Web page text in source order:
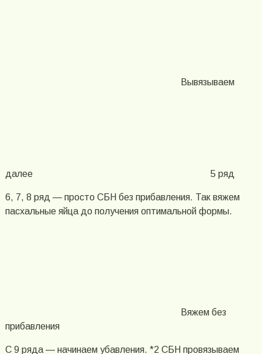
Вывязываем
далее 5 ряд
6, 7, 8 ряд — просто СБН без прибавления. Так вяжем
пасхальные яйца до получения оптимальной формы.
Вяжем без
прибавления
С 9 ряда — начинаем убавления. *2 СБН провязываем